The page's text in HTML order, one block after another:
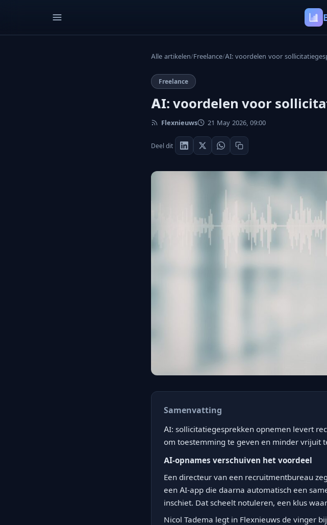
Alle artikelen/Freelance/AI: voordelen voor
Freelance
AI: voordelen voor
Flexnieuws 21 May 2026, 09:00
Deel dit
Samenvatting
AI: sollicitatiegesprekken opnemen levert
om toestemming te geven en minder vrijuit
AI-opnames verschuiven het voordeel
Een directeur van een recruitmentbureau
een AI-app die daarna automatisch een
inschiet. Dat scheelt notuleren, een klus
Nicol Tadema legt in Flexnieuws de vinger